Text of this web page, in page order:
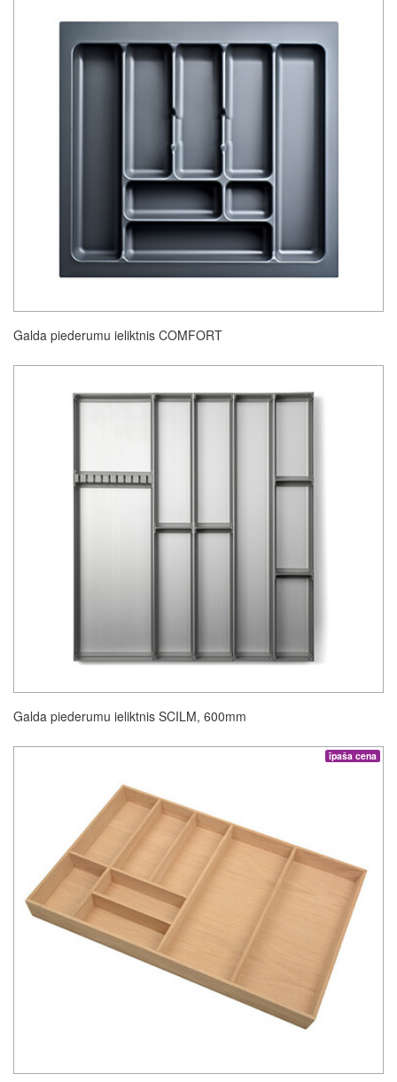
Galda piederumu ieliktnis COMFORT
Galda piederumu ieliktnis SCILM, 600mm
īpaša cena